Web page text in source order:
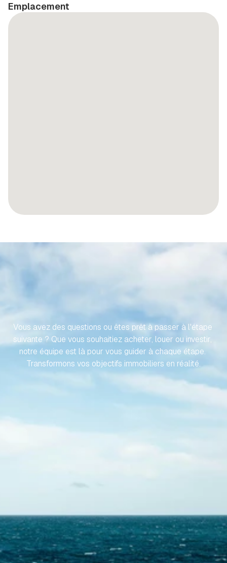
Emplacement
EFFORT
Vous avez des questions ou êtes prêt à passer à l'étape
suivante ? Que vous souhaitiez acheter, louer ou investir,
notre équipe est là pour vous guider à chaque étape.
Transformons vos objectifs immobiliers en réalité.